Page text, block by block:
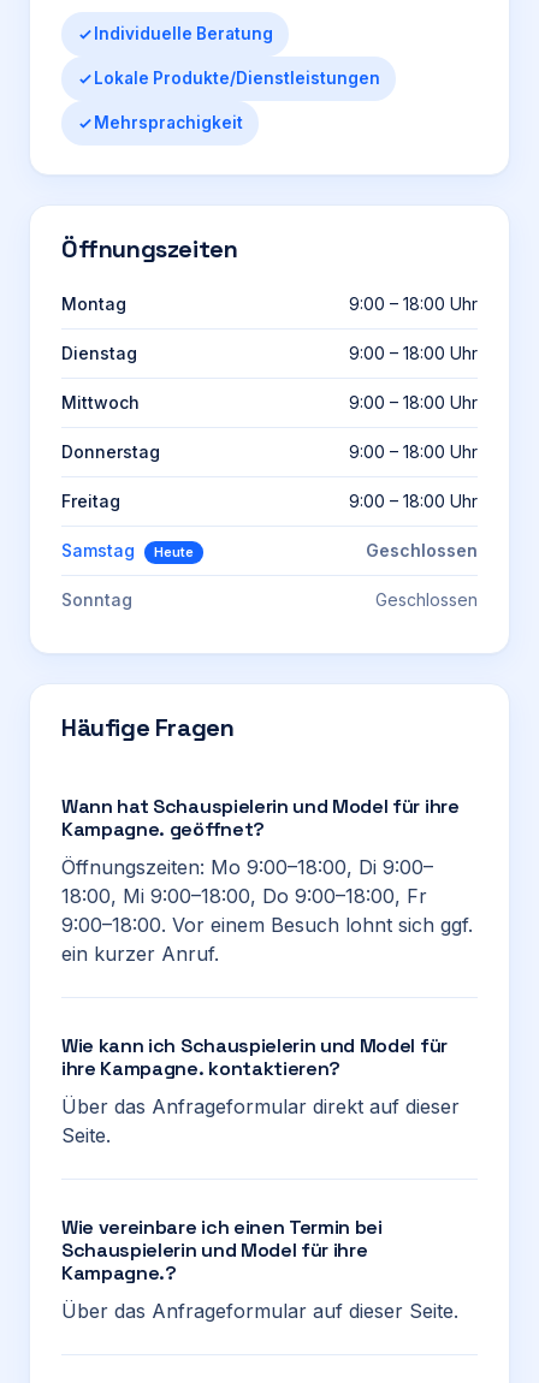
Individuelle Beratung
Lokale Produkte/Dienstleistungen
Mehrsprachigkeit
Öffnungszeiten
Montag 9:00 – 18:00 Uhr
Dienstag 9:00 – 18:00 Uhr
Mittwoch 9:00 – 18:00 Uhr
Donnerstag 9:00 – 18:00 Uhr
Freitag 9:00 – 18:00 Uhr
Samstag Heute Geschlossen
Sonntag Geschlossen
Häufige Fragen
Wann hat Schauspielerin und Model für ihre
Kampagne. geöffnet?
Öffnungszeiten: Mo 9:00–18:00, Di 9:00–
18:00, Mi 9:00–18:00, Do 9:00–18:00, Fr
9:00–18:00. Vor einem Besuch lohnt sich ggf.
ein kurzer Anruf.
Wie kann ich Schauspielerin und Model für
ihre Kampagne. kontaktieren?
Über das Anfrageformular direkt auf dieser
Seite.
Wie vereinbare ich einen Termin bei
Schauspielerin und Model für ihre
Kampagne.?
Über das Anfrageformular auf dieser Seite.